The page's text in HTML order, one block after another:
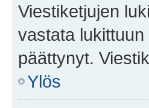
Viestiketjujen
vastata
päättynyt.
Ylös